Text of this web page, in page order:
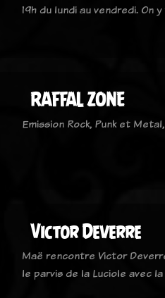
19h du lundi au vendredi. On
RAFFAL ZONE
Emission Rock, Punk et
Victor Deverre
Maë rencontre Victor
le parvis de la Luciole avec